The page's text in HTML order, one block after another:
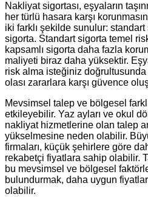
Nakliyat sigortası, eşyaların
her türlü hasara karşı
iki farklı şekilde sunulur:
sigorta. Standart sigorta temel
kapsamlı sigorta daha fazla
maliyeti biraz daha yüksektir.
risk alma isteğiniz
olası zararlara karşı güvence
Mevsimsel talep ve bölgesel
etkileyebilir. Yaz ayları ve okul
nakliyat hizmetlerine olan talep
yükselmesine neden olabilir.
firmaları, küçük şehirlere göre
rekabetçi fiyatlara sahip olabilir.
bu mevsimsel ve bölgesel
bulundurmak, daha uygun fiyatlar
olabilir.